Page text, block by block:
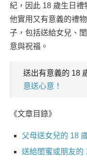
紀，因此 18 歲生日
他實用又有意義的禮
子，包括送給女兒、
意與祝福。
送出有意義的 18
意送心意！
《文章目錄》
父母送女兒的 18
送給閨蜜或朋友的